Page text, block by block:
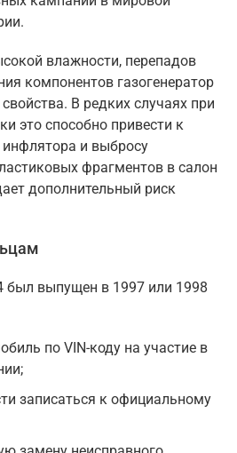
влажности, перепадов
компонентов газогенератор
В редких случаях при
это способно привести к
и выбросу
фрагментов в салон
дополнительный риск
был выпущен в 1997 или 1998
по VIN-коду на участие в
записаться к официальному